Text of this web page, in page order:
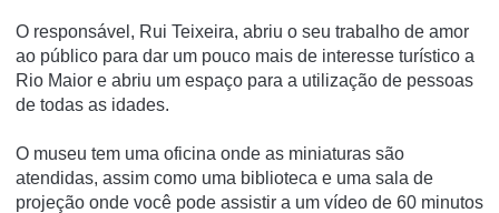
O responsável, Rui Teixeira, abriu o seu trabalho de amor
ao público para dar um pouco mais de interesse turístico a
Rio Maior e abriu um espaço para a utilização de pessoas
de todas as idades.
O museu tem uma oficina onde as miniaturas são
atendidas, assim como uma biblioteca e uma sala de
projeção onde você pode assistir a um vídeo de 60 minutos